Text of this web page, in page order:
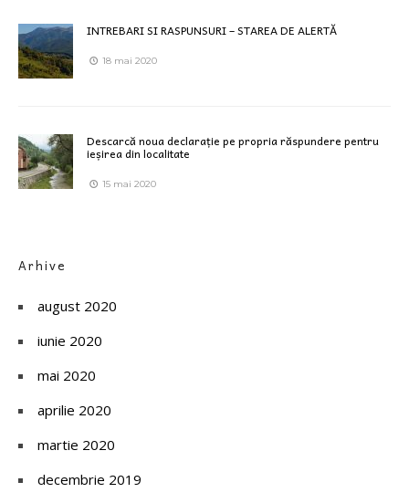
INTREBARI SI RASPUNSURI – STAREA DE ALERTĂ
18 mai 2020
Descarcă noua declarație pe propria răspundere pentru
ieșirea din localitate
15 mai 2020
Arhive
august 2020
iunie 2020
mai 2020
aprilie 2020
martie 2020
decembrie 2019